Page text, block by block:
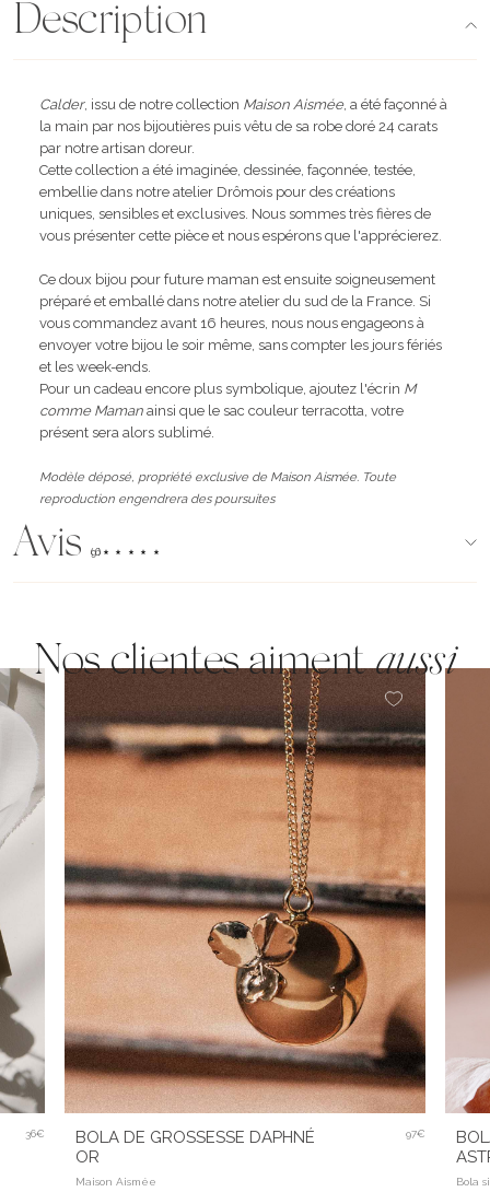
Description
Calder, issu de notre collection Maison Aismée, a été façonné à
la main par nos bijoutières puis vêtu de sa robe doré 24 carats
par notre artisan doreur.
Cette collection a été imaginée, dessinée, façonnée, testée,
embellie dans notre atelier Drômois pour des créations
uniques, sensibles et exclusives. Nous sommes très fières de
vous présenter cette pièce et nous espérons que l'apprécierez.
Ce doux bijou pour future maman est ensuite soigneusement
préparé et emballé dans notre atelier du sud de la France. Si
vous commandez avant 16 heures, nous nous engageons à
envoyer votre bijou le soir même, sans compter les jours fériés
et les week-ends.
Pour un cadeau encore plus symbolique, ajoutez l'écrin M
comme Maman ainsi que le sac couleur terracotta, votre
présent sera alors sublimé.
Modèle déposé, propriété exclusive de Maison Aismée. Toute
reproduction engendrera des poursuites
Avis (96)
Nos clientes aimentaussi
36€
BOLA DE GROSSESSE DAPHNÉ
OR
Maison Aismée
97€
Bola